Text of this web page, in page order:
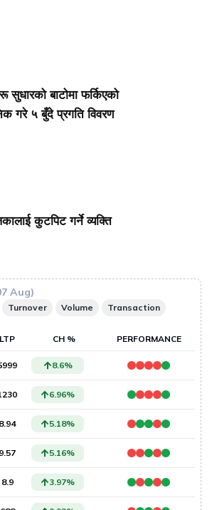
सुधारको बाटोमा फर्किएको
गरे ५ बुँदे प्रगति विवरण
कुटपिट गर्ने व्यक्ति